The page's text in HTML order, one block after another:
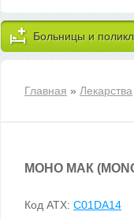
Больницы и
Главная » Лекарства
МОНО МАК
Код ATX: C01DA14